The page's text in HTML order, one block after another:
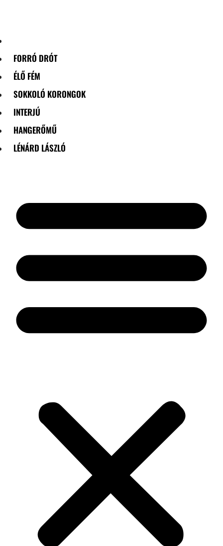
FORRÓ DRÓT
ÉLŐ FÉM
SOKKOLÓ KORONGOK
INTERJÚ
HANGERŐMŰ
LÉNÁRD LÁSZLÓ